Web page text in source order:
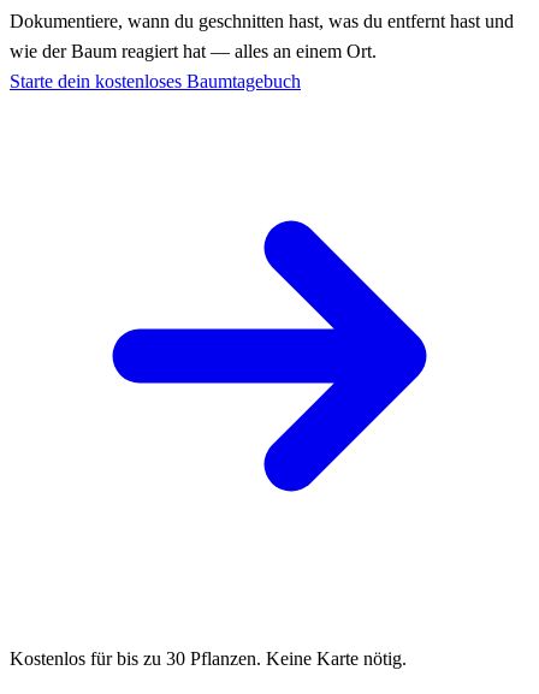
Dokumentiere, wann du geschnitten hast, was du entfernt hast und
wie der Baum reagiert hat — alles an einem Ort.
Starte dein kostenloses Baumtagebuch
Kostenlos für bis zu 30 Pflanzen. Keine Karte nötig.